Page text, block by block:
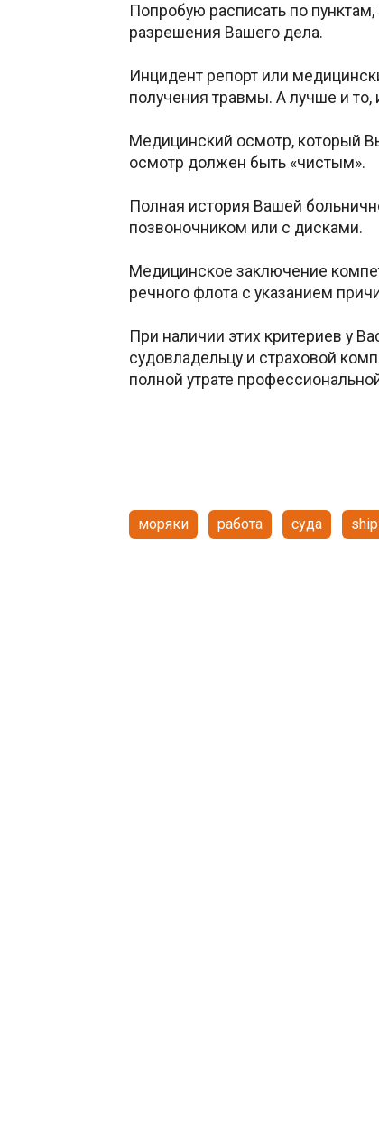
Попробую расписать по
разрешения Вашего дела.
Инцидент репорт или
получения травмы. А лучше и то,
Медицинский осмотр, который
осмотр должен быть «чистым».
Полная история Вашей
позвоночником или с дисками.
Медицинское заключение
речного флота с указанием
При наличии этих критериев у
судовладельцу и страховой
полной утрате
моряки работа суда